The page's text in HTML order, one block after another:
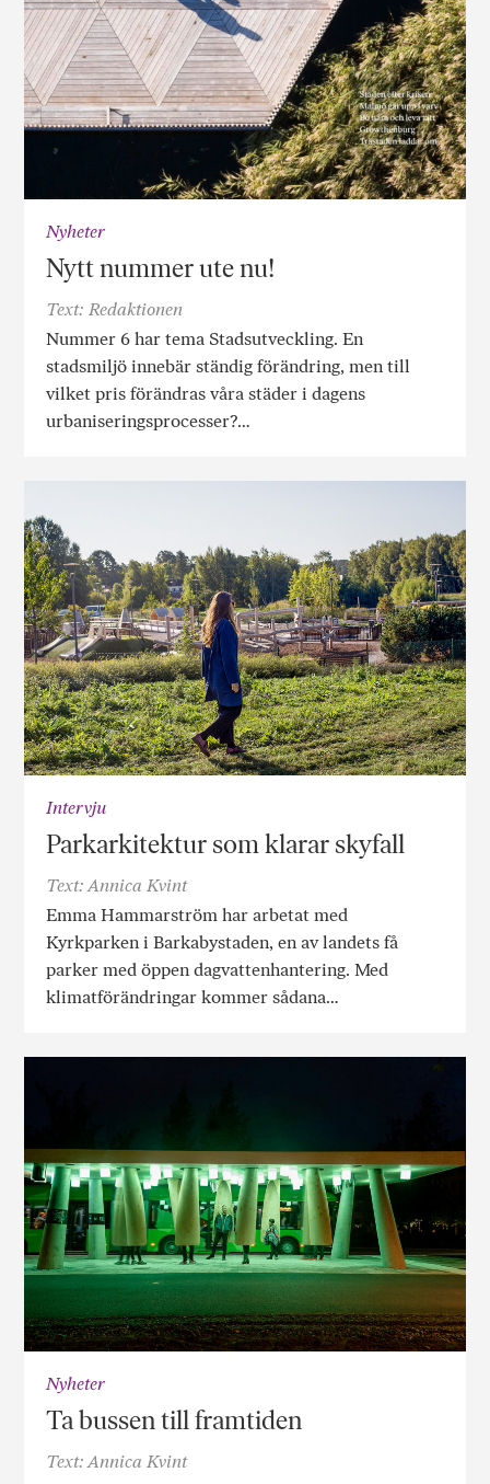
Nyheter
Nytt nummer ute nu!
Text: Redaktionen
Nummer 6 har tema Stadsutveckling. En
stadsmiljö innebär ständig förändring, men till
vilket pris förändras våra städer i dagens
urbaniseringsprocesser?…
Intervju
Parkarkitektur som klarar skyfall
Text: Annica Kvint
Emma Hammarström har arbetat med
Kyrkparken i Barkabystaden, en av landets få
parker med öppen dagvattenhantering. Med
klimatförändringar kommer sådana…
Nyheter
Ta bussen till framtiden
Text: Annica Kvint